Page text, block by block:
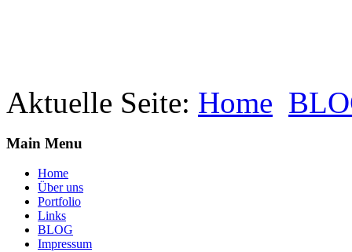
Aktuelle Seite: Home
Main Menu
Home
Über uns
Portfolio
Links
BLOG
Impressum